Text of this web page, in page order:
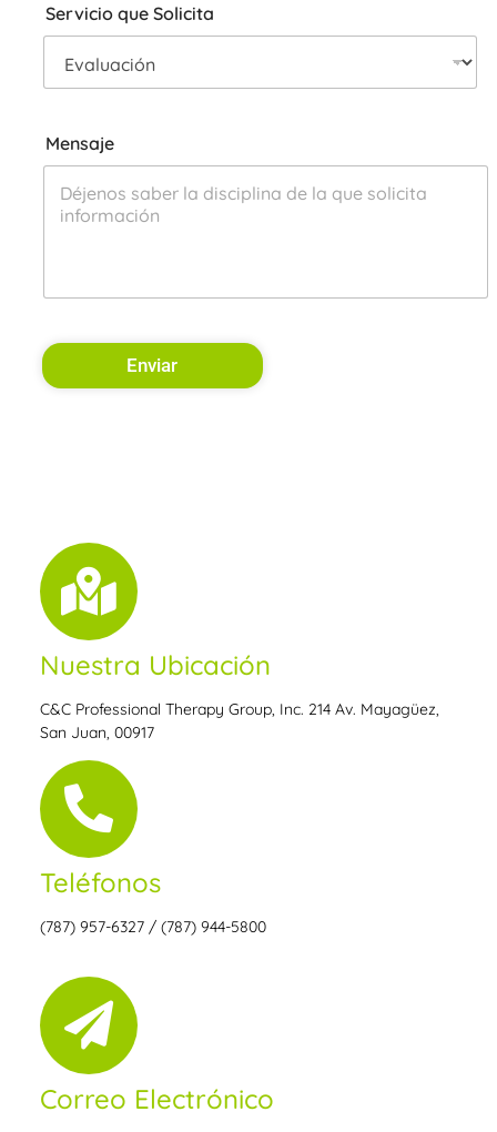
Servicio que Solicita
Mensaje
Enviar
Nuestra Ubicación
C&C Professional Therapy Group, Inc. 214 Av. Mayagüez,
San Juan, 00917
Teléfonos
(787) 957-6327 / (787) 944-5800
Correo Electrónico